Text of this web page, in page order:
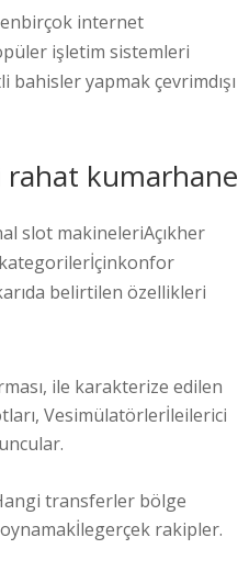
internet
işletim sistemleri
yapmak çevrimdışı
rahat kumarhane
slot makineleriAçıkher
belirtilen özellikleri
ile karakterize edilen
Vesimülatörlerİleilerici
transferler bölge
rakipler.